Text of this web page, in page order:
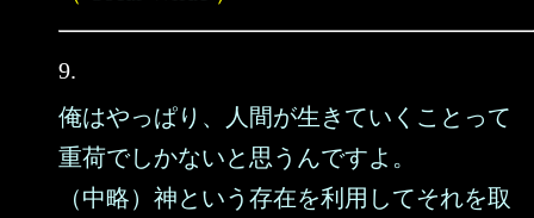
9.
俺はやっぱり、人間が生きていくことって
重荷でしかないと思うんですよ。
（中略）神という存在を利用してそれを取